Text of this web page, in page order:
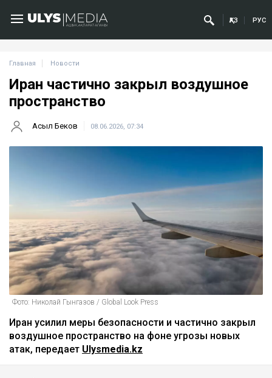
ҚАЗ РУС
Главная Новости
Иран частично закрыл воздушное
пространство
Асыл Беков 08.06.2026, 07:34
Фото: Николай Гынгазов / Global Look Press
Иран усилил меры безопасности и частично закрыл
воздушное пространство на фоне угрозы новых
атак, передает Ulysmedia.kz